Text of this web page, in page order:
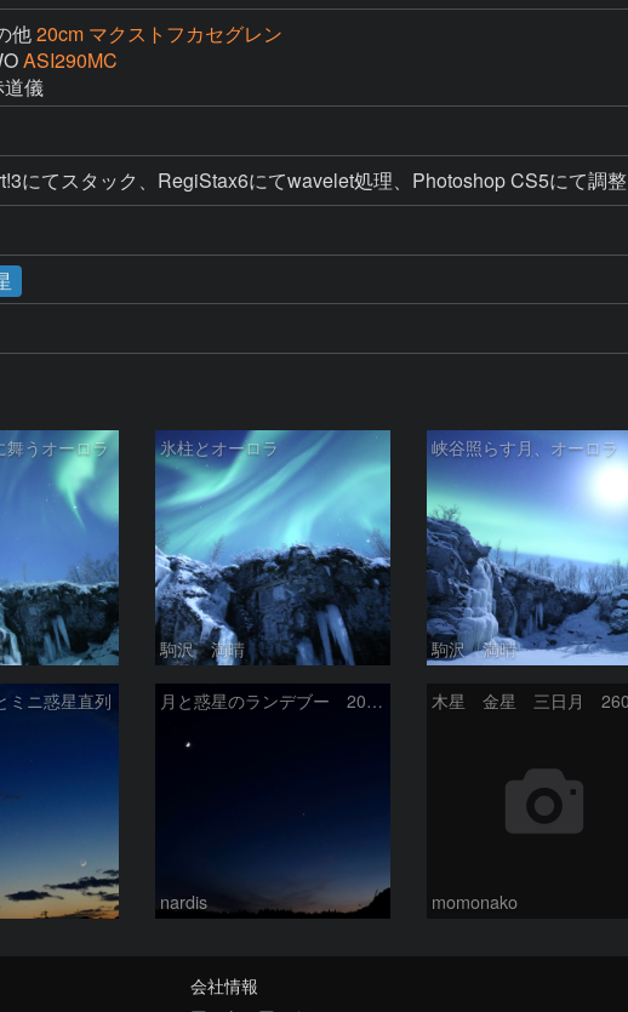
他20cm マクストフカセグレン
ASI290MC
儀
にてスタック、RegiStax6にてwavelet処理、Photoshop CS5にて調整
舞うオーロラ 氷柱とオーロラ
駒沢 満晴
峡谷照らす月、オーロラ
駒沢 満晴
ミニ惑星直列 月と惑星のランデブー 2026/06/19
nardis momonako
会社情報